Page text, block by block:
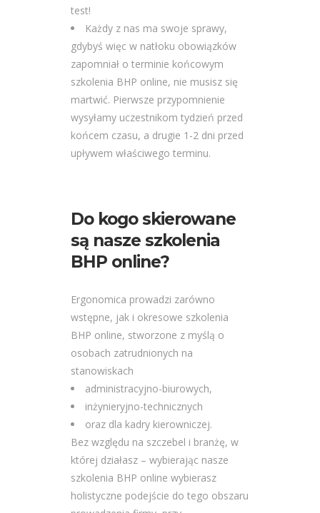
test!
Każdy z nas ma swoje sprawy,
gdybyś więc w natłoku obowiązków
zapomniał o terminie końcowym
szkolenia BHP online, nie musisz się
martwić. Pierwsze przypomnienie
wysyłamy uczestnikom tydzień przed
końcem czasu, a drugie 1-2 dni przed
upływem właściwego terminu.
Do kogo skierowane
są nasze szkolenia
BHP online?
Ergonomica prowadzi zarówno
wstępne, jak i okresowe szkolenia
BHP online, stworzone z myślą o
osobach zatrudnionych na
stanowiskach
administracyjno-biurowych,
inżynieryjno-technicznych
oraz dla kadry kierowniczej.
Bez względu na szczebel i branżę, w
której działasz – wybierając nasze
szkolenia BHP online wybierasz
holistyczne podejście do tego obszaru